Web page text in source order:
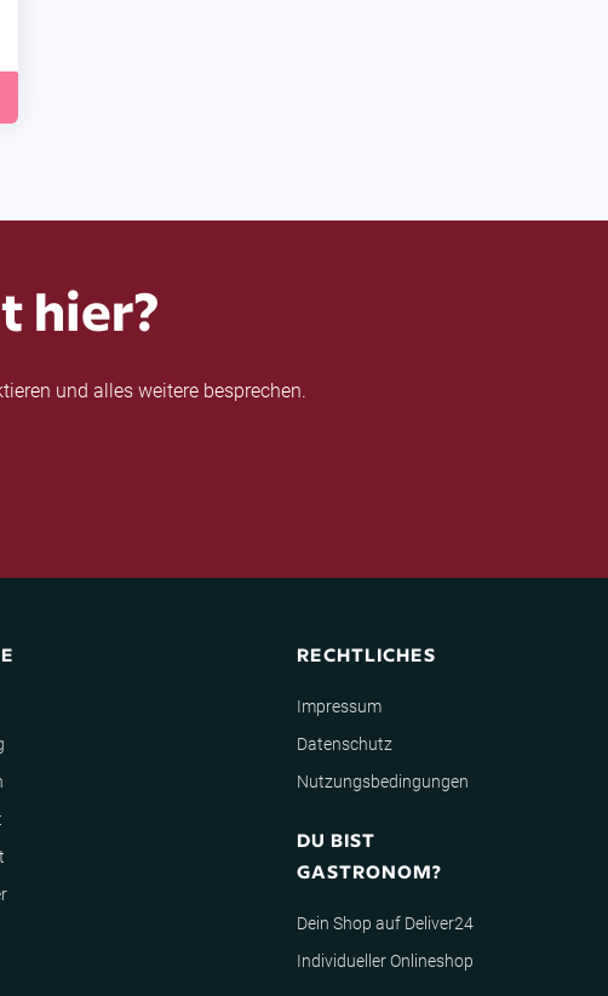
hier?
und alles weitere besprechen.
RECHTLICHES
Impressum
Datenschutz
Nutzungsbedingungen
DU BIST
GASTRONOM?
Dein Shop auf Deliver24
Individueller Onlineshop